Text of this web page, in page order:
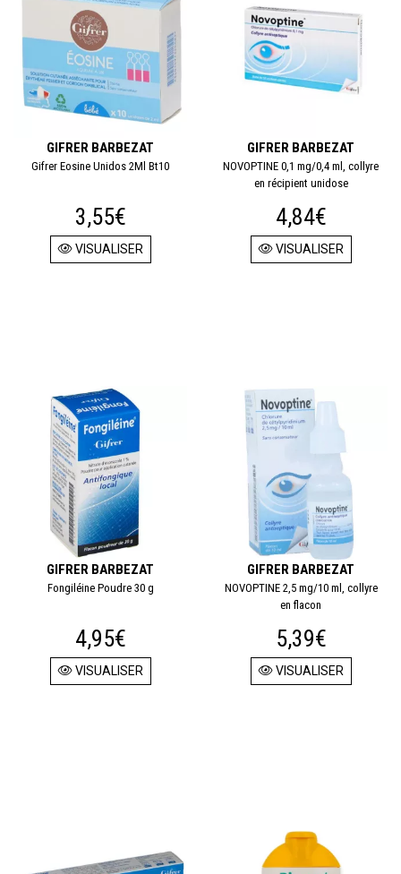
GIFRER BARBEZAT
Gifrer Eosine Unidos 2Ml Bt10
3,55€
VISUALISER
GIFRER BARBEZAT
NOVOPTINE 0,1 mg/0,4 ml, collyre
en récipient unidose
4,84€
VISUALISER
GIFRER BARBEZAT
Fongiléine Poudre 30 g
4,95€
VISUALISER
GIFRER BARBEZAT
NOVOPTINE 2,5 mg/10 ml, collyre
en flacon
5,39€
VISUALISER